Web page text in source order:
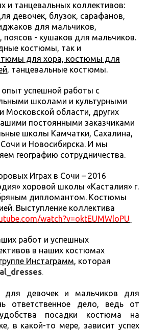
и танцевальных коллективов:
девочек, блузок, сарафанов,
для мальчиков,
поясов - кушаков для мальчиков.
костюмы, так и
для хора, костюмы для
, танцевальные костюмы.
опыт успешной работы с
школами и культурными
Московской области, других
постоянными заказчиками
школы Камчатки, Сахалина,
и Новосибирска. И мы
географию сотрудничества.
Играх в Сочи – 2016
хоровой школы «Касталия» г.
дипломантом. Костюмы
Выступление коллектива
watch?v=oktEUMWloPU
работ и успешных
в наших костюмах
Инстаграмм, которая
.
девочек и мальчиков для
ответственное дело, ведь от
посадки костюма на
в какой-то мере, зависит успех